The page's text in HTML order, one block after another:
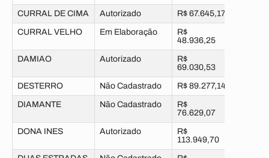
CURRAL DE CIMA Autorizado R$ 67.645,17
CURRAL VELHO Em Elaboração
R$
48.936,25
DAMIAO Autorizado
R$
69.030,53
DESTERRO Não Cadastrado R$ 89.277,14
DIAMANTE Não Cadastrado
R$
76.629,07
DONA INES Autorizado
R$
113.949,70